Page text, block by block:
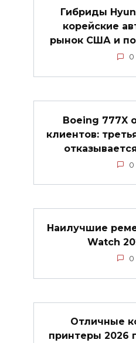
Гибриды
корейские
рынок США и
0
Boeing 777X
клиентов:
0
Наилучшие
Watch
0
Отличные
принтеры 2026